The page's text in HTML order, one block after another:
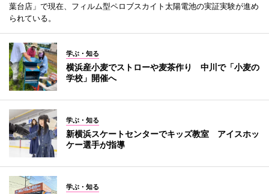
葉台店」で現在、フィルム型ペロブスカイト太陽電池の実証実験が進め
られている。
学ぶ・知る
横浜産小麦でストローや麦茶作り 中川で「小麦の
学校」開催へ
学ぶ・知る
新横浜スケートセンターでキッズ教室 アイスホッ
ケー選手が指導
学ぶ・知る